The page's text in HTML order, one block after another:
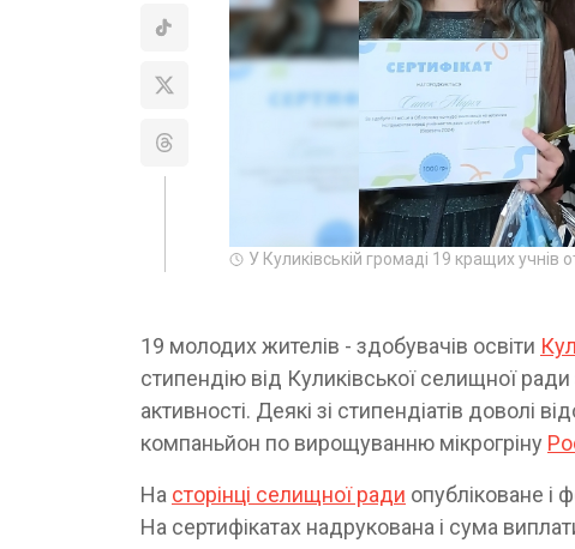
У Куликівській громаді 19 кращих
19 молодих жителів - здобувачів освіти
стипендію від Куликівської селищної ради
активності. Деякі зі стипендіатів доволі
компаньйон по вирощуванню мікрогріну
На сторінці селищної ради опубліковане і
На сертифікатах надрукована і сума